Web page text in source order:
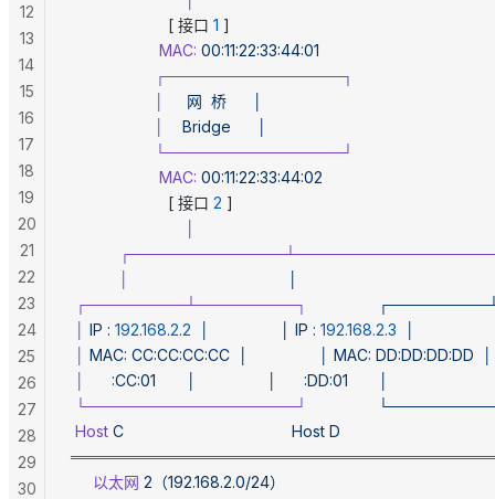
                      [ 接口
1 ]
                    MAC:
00:11:22:33:44:01
                   ┌────────────────┐
     网
  桥
    Bridge
                   └────────────────┘
                    MAC:
00:11:22:33:44:02
                      [ 接口
2 ]
┌─────────┴─────────┐
IP : 192.168.2.2 IP : 192.168.2.3
MAC: CC:CC:CC:CC MAC: DD:DD:DD:DD
      :CC:01
      :DD:01
└───────────────────┘
Host C
                                      Host
D
     以太网
2（192.168.2.0/24）
12
13
14
15
16
17
18
19
20
21
22
23
24
25
26
27
28
29
30